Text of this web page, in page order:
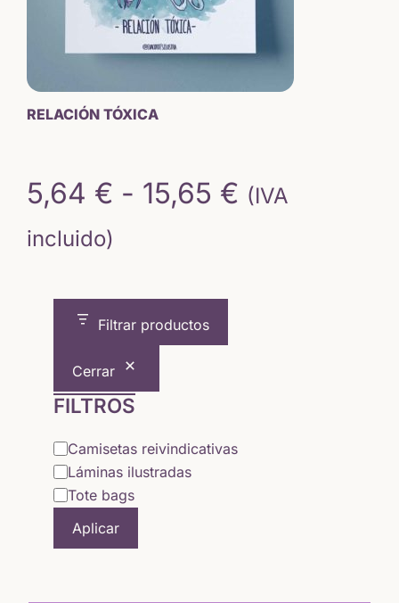
RELACIÓN TÓXICA
5,64 € - 15,65 € Rango
(IVA
incluido)
Filtrar productos
Cerrar
FILTROS
Categoría
Camisetas reivindicativas
Láminas ilustradas
Tote bags
Aplicar